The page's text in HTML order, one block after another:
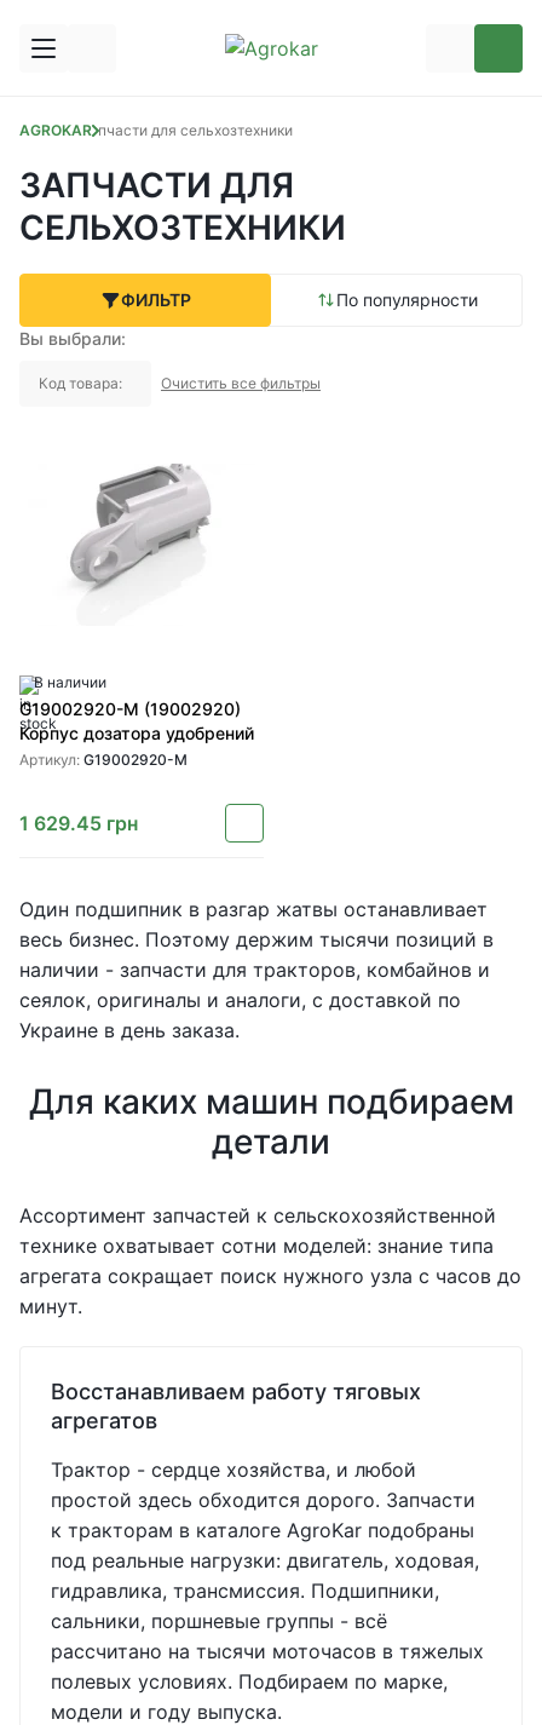
AGROKARЗапчасти для сельхозтехники
ЗАПЧАСТИ ДЛЯ
СЕЛЬХОЗТЕХНИКИ
ФИЛЬТР
По популярности
Вы выбрали:
Код товара: Очистить все фильтры
В наличии
G19002920-M (19002920)
Корпус дозатора удобрений
Артикул: G19002920-M
1 629.45 грн
Один подшипник в разгар жатвы останавливает
весь бизнес. Поэтому держим тысячи позиций в
наличии - запчасти для тракторов, комбайнов и
сеялок, оригиналы и аналоги, с доставкой по
Украине в день заказа.
Для каких машин подбираем
детали
Ассортимент запчастей к сельскохозяйственной
технике охватывает сотни моделей: знание типа
агрегата сокращает поиск нужного узла с часов до
минут.
Восстанавливаем работу тяговых
агрегатов
Трактор - сердце хозяйства, и любой
простой здесь обходится дорого. Запчасти
к тракторам в каталоге AgroKar подобраны
под реальные нагрузки: двигатель, ходовая,
гидравлика, трансмиссия. Подшипники,
сальники, поршневые группы - всё
рассчитано на тысячи моточасов в тяжелых
полевых условиях. Подбираем по марке,
модели и году выпуска.